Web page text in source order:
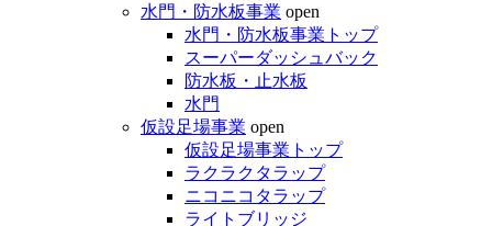
水門・防水板事業 open
水門・防水板事業トップ
スーパーダッシュバック
防水板・止水板
水門
仮設足場事業 open
仮設足場事業トップ
ラクラクタラップ
ニコニコタラップ
ライトブリッジ